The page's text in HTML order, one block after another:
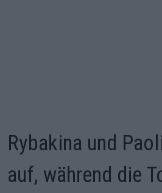
Rybakina und
auf, während die